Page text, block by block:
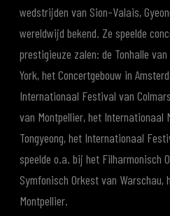
wedstrijden van Sion-Valais,
wereldwijd bekend. Ze speelde
prestigieuze zalen: de Tonhalle
York, het Concertgebouw in
Internationaal Festival van
van Montpellier, het Internationaal
Tongyeong, het Internationaal
speelde o.a. bij het Filharmonisch
Symfonisch Orkest van
Montpellier.